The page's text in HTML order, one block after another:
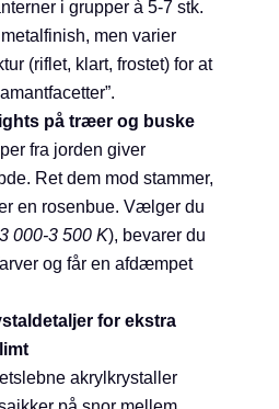
i grupper à 5-7 stk.
men varier
(riflet, klart, frostet) for at
på træer og buske
fra jorden giver
Ret dem mod stammer,
en rosenbue. Vælger du
3 000-3 500 K), bevarer du
og får en afdæmpet
for ekstra
akrylkrystaller